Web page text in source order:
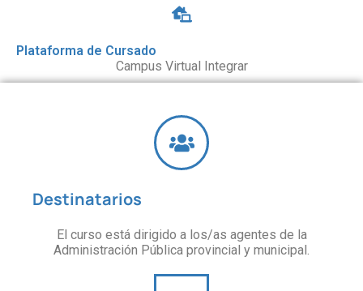
Plataforma de Cursado
Campus Virtual Integrar
Destinatarios
El curso está dirigido a los/as agentes de la
Administración Pública provincial y municipal.